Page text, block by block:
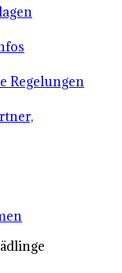
Regelungen